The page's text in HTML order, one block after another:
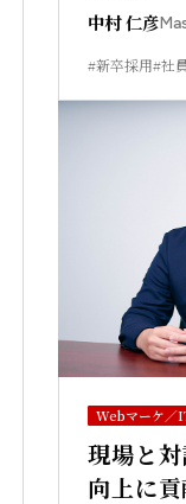
中村 仁彦
#新卒採用#社
Webマーケ／
現場と
向上に